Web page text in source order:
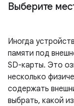
Выберите
Иногда
памяти под
SD-карты. Это
несколько
содержать
выбрать, какой